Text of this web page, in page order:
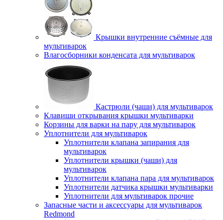
Крышки внутренние съёмные для
мультиварок
Влагосборники конденсата для мультиварок
Кастрюли (чаши) для мультиварок
Клавиши открывания крышки мультиварки
Корзины для варки на пару для мультиварок
Уплотнители для мультиварок
Уплотнители клапана запирания для
мультиварок
Уплотнители крышки (чаши) для
мультиварок
Уплотнители клапана пара для мультиварок
Уплотнители датчика крышки мультиварки
Уплотнители для мультиварок прочие
Запасные части и аксессуары для мультиварок
Redmond